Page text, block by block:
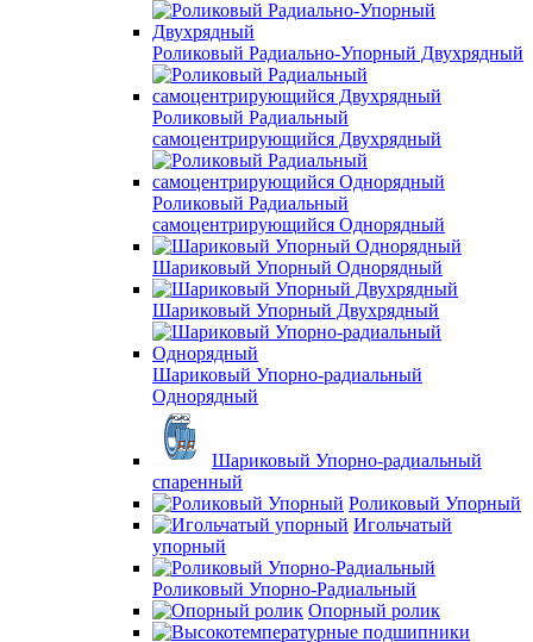
Роликовый Радиально-Упорный Двухрядный
Роликовый Радиальный
самоцентрирующийся Двухрядный
Роликовый Радиальный
самоцентрирующийся Однорядный
Шариковый Упорный Однорядный
Шариковый Упорный Двухрядный
Шариковый Упорно-радиальный
Однорядный
Шариковый Упорно-радиальный
спаренный
Роликовый Упорный
Игольчатый
упорный
Роликовый Упорно-Радиальный
Опорный ролик